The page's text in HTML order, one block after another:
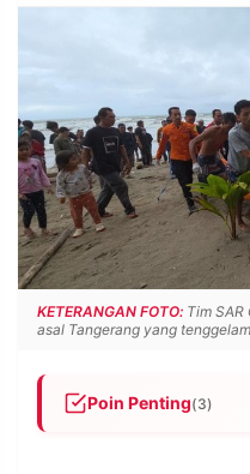
DAERAH NASIONAL
SPORT
INFORMASI
PRIVACY
POLICY
BERITA
WARGA
INFORMASI
IKLAN
KIRIM
TULISAN
PENGADUAN TERM
OF
KETERANGAN FOTO: Tim
asal Tangerang yang
Poin Penting(3)